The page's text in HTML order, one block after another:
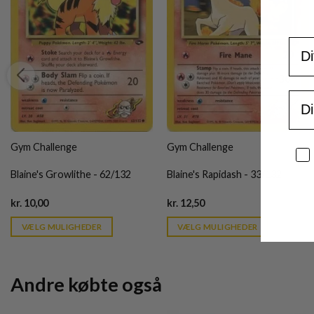
Gym Challenge
Blaine's Growlithe - 62/132
kr. 10,00Current
is:
kr. 39,95.
VÆLG MULIGHEDER
Gym Challenge
Blaine's Rapidash - 33/132
kr.12,50Current
is:
kr. 39,95.
VÆLG MULIGHEDER
Andre købte også